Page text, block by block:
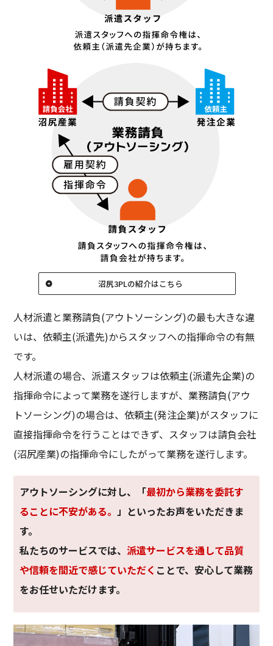
沼尻3PLの紹介はこちら
人材派遣と業務請負(アウトソーシング)の最も大きな違
いは、依頼主(派遣先)からスタッフへの指揮命令の有無
です。
人材派遣の場合、派遣スタッフは依頼主(派遣先企業)の
指揮命令によって業務を遂行しますが、業務請負(アウ
トソーシング)の場合は、依頼主(発注企業)がスタッフに
直接指揮命令を行うことはできず、スタッフは請負会社
(沼尻産業)の指揮命令にしたがって業務を遂行します。
アウトソーシングに対し、「最初から業務を委託す
ることに不安がある。」といったお声をいただきま
す。
私たちのサービスでは、 派遣サービスを通して品質
や信頼を間近で感じていただく ことで、安心して業務
をお任せいただけます。